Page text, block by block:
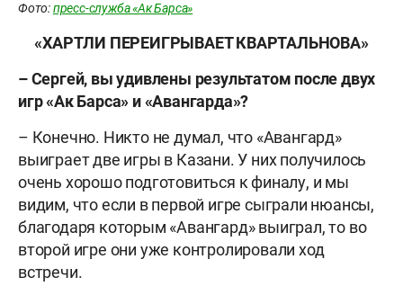
Фото:пресс-служба «Ак Барса»
«ХАРТЛИ ПЕРЕИГРЫВАЕТ КВАРТАЛЬНОВА»
– Сергей, вы удивлены результатом после двух
игр «Ак Барса» и «Авангарда»?
– Конечно. Никто не думал, что «Авангард»
выиграет две игры в Казани. У них получилось
очень хорошо подготовиться к финалу, и мы
видим, что если в первой игре сыграли нюансы,
благодаря которым «Авангард» выиграл, то во
второй игре они уже контролировали ход
встречи.